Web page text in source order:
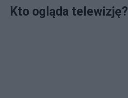
Kto ogląda telewizję?